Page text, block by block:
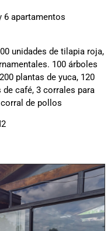
6 apartamentos
unidades de tilapia roja,
100 árboles
plantas de yuca, 120
de café, 3 corrales para
de pollos